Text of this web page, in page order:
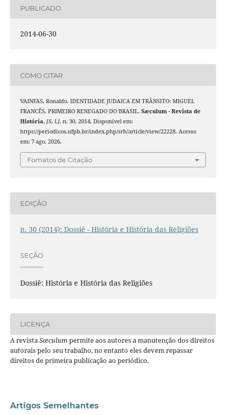
PUBLICADO
2014-06-30
COMO CITAR
VAINFAS, Ronaldo. IDENTIDADE JUDAICA EM TRÂNSITO: MIGUEL
FRANCÊS, PRIMEIRO RENEGADO DO BRASIL. Sæculum - Revista de
História, [S. l.], n. 30, 2014. Disponível em:
https://periodicos.ufpb.br/index.php/srh/article/view/22228. Acesso
em: 7 ago. 2026.
Fomatos de Citação
EDIÇÃO
n. 30 (2014): Dossiê - História e História das Religiões
SEÇÃO
Dossiê: História e História das Religiões
LICENÇA
A revistaSæculumpermite aos autores a manutenção dos direitos
autorais pelo seu trabalho, no entanto eles devem repassar
direitos de primeira publicação ao periódico.
Artigos Semelhantes